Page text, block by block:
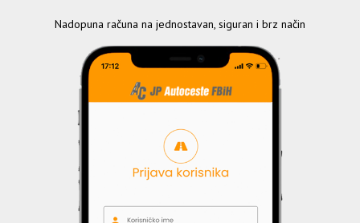
Nadopuna računa na jednostavan, siguran i brz način